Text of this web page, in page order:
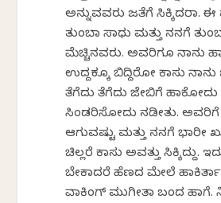
ಅನ್ನುವವರು ಜತೆಗೆ ಸಿಕ್ಕಿದರಾ. ಈ
ತುಂಬಾ ಸಾಧು ಮತ್ತು ನನಗೆ
ಮೆಚ್ಚಿನವರು. ಅವರಿಗೂ ನಾನು
ಉದ್ದಕ್ಕೂ ಬಿದ್ದಿರೋ ಕಾಸು ನಾನು
ತೆಗೆದು ತೆಗೆದು ಜೇಬಿಗೆ
ಸಿಂಡರಿಸೋದು ನಡೀತು. ಅವರಿಗೆ
ಆಗುವಷ್ಟು ಮತ್ತು ನನಗೆ ಭಾರೀ
ಚಿಲ್ಲರೆ ಕಾಸು ಅವತ್ತು ಸಿಕ್ಕಿದ್ದು.
ಬೇಕಾದರೆ ಹೆಣದ ಮೇಲೆ
ವಾಕಿಂಗ್ ಮುಗೀತಾ ಬಂದ ಹಾಗೆ.